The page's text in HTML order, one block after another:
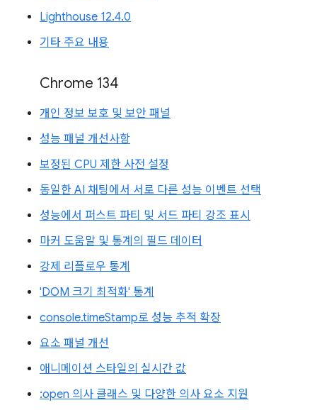
Lighthouse 12.4.0
기타 주요 내용
Chrome 134
개인 정보 보호 및 보안 패널
성능 패널 개선사항
보정된 CPU 제한 사전 설정
동일한 AI 채팅에서 서로 다른 성능 이벤트 선택
성능에서 퍼스트 파티 및 서드 파티 강조 표시
마커 도움말 및 통계의 필드 데이터
강제 리플로우 통계
'DOM 크기 최적화' 통계
console.timeStamp로 성능 추적 확장
요소 패널 개선
애니메이션 스타일의 실시간 값
:open 의사 클래스 및 다양한 의사 요소 지원